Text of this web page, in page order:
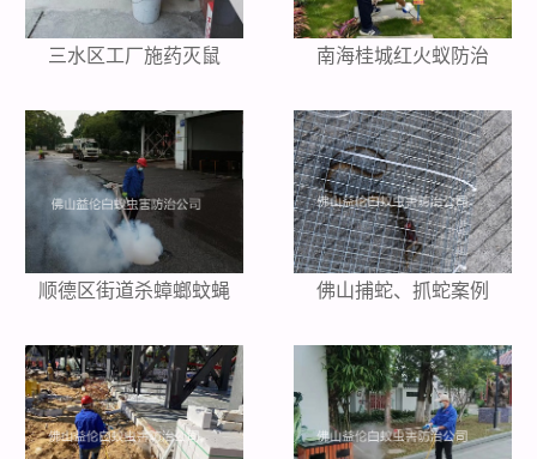
三水区工厂施药灭鼠 南海桂城红火蚁防治
顺德区街道杀蟑螂蚊蝇 佛山捕蛇、抓蛇案例